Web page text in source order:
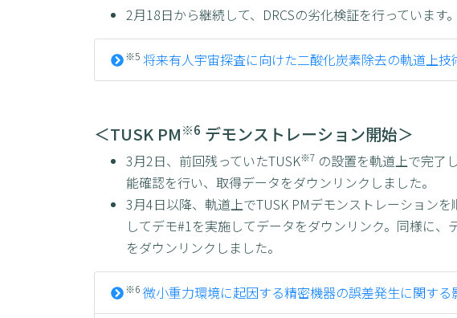
2月18日から継続して、DRCSの劣化検証を行っています。
※5 将来有⼈宇宙探査に向けた⼆酸化炭素除去の軌道上
＜TUSK PM※6 デモンストレーション開始＞
3月2日、前回残っていたTUSK※7 の設置を軌道上で完了
能確認を行い、取得データをダウンリンクしました。
3月4日以降、軌道上でTUSK PMデモンストレーション
してデモ#1を実施してデータをダウンリンク。同様に
をダウンリンクしました。
※6 微小重力環境に起因する精密機器の誤差発生に関する